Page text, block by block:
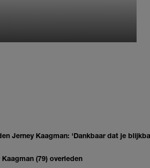
Jerney Kaagman: 'Dankbaar dat je
(79) overleden